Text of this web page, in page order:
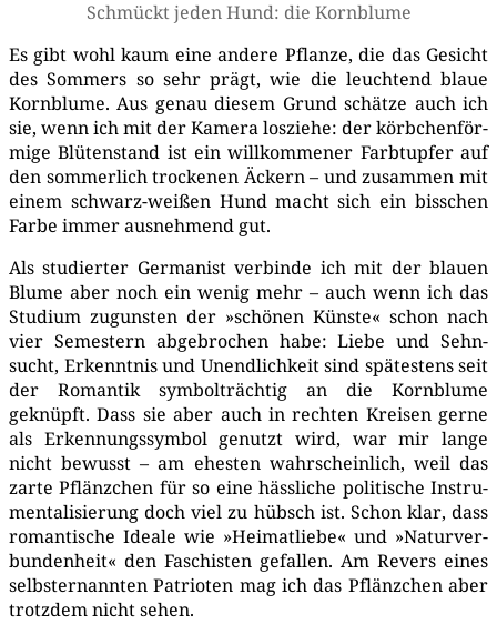
Schmückt jeden Hund: die Kornblume
Es gibt wohl kaum eine ande­re Pflan­ze, die das Gesicht
des Som­mers so sehr prägt, wie die leuch­tend blaue
Korn­blu­me. Aus genau die­sem Grund schät­ze auch ich
sie, wenn ich mit der Kame­ra los­zie­he: der körb­chen­för­
mi­ge Blü­ten­stand ist ein will­kom­me­ner Farb­tup­fer auf
den som­mer­lich tro­cke­nen Äckern – und zusam­men mit
einem schwarz-wei­ßen Hund macht sich ein biss­chen
Far­be immer aus­neh­mend gut.
Als stu­dier­ter Ger­ma­nist ver­bin­de ich mit der blau­en
Blu­me aber noch ein wenig mehr – auch wenn ich das
Stu­di­um zuguns­ten der »schö­nen Küns­te« schon nach
vier Semes­tern abge­bro­chen habe: Lie­be und Sehn­
sucht, Erkennt­nis und Unend­lich­keit sind spä­tes­tens seit
der Roman­tik sym­bol­träch­tig an die Korn­blu­me
geknüpft. Dass sie aber auch in rech­ten Krei­sen ger­ne
als Erken­nungs­sym­bol genutzt wird, war mir lan­ge
nicht bewusst – am ehes­ten wahr­schein­lich, weil das
zar­te Pflänz­chen für so eine häss­li­che poli­ti­sche Instru­
men­ta­li­sie­rung doch viel zu hübsch ist. Schon klar, dass
roman­ti­sche Idea­le wie »Hei­mat­lie­be« und »Natur­ver­
bun­den­heit« den Faschis­ten gefal­len. Am Revers eines
selbst­er­nann­ten Patrio­ten mag ich das Pflänz­chen aber
trotz­dem nicht sehen.